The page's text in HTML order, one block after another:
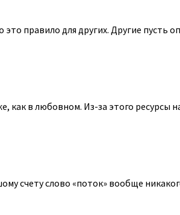
правило для других. Другие пусть
в любовном. Из-за этого ресурсы
счету слово «поток» вообще